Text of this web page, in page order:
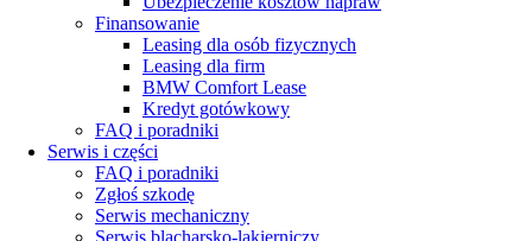
Finansowanie
Leasing dla osób fizycznych
Leasing dla firm
BMW Comfort Lease
Kredyt gotówkowy
FAQ i poradniki
Serwis i części
FAQ i poradniki
Zgłoś szkodę
Serwis mechaniczny
Serwis blacharsko-lakierniczy